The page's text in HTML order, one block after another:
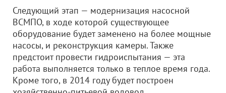
Следующий этап — модернизация насосной
ВСМПО, в ходе которой существующее
оборудование будет заменено на более мощные
насосы, и реконструкция камеры. Также
предстоит провести гидроиспытания — эта
работа выполняется только в теплое время года.
Кроме того, в 2014 году будет построен